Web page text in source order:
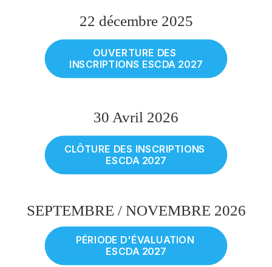
22 décembre 2025
OUVERTURE DES
INSCRIPTIONS ESCDA 2027
30 Avril 2026
CLÔTURE DES INSCRIPTIONS
ESCDA 2027
SEPTEMBRE / NOVEMBRE 2026
PÉRIODE D'ÉVALUATION
ESCDA 2027